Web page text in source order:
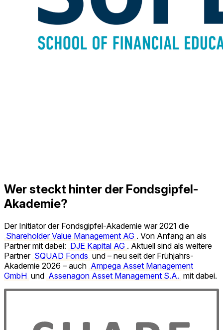
Wer steckt hinter der Fondsgipfel-
Akademie?
Der Initiator der Fondsgipfel-Akademie war 2021 die
Shareholder Value Management AG . Von Anfang an als
Partner mit dabei: DJE Kapital AG . Aktuell sind als weitere
Partner SQUAD Fonds und – neu seit der Frühjahrs-
Akademie 2026 – auch Ampega Asset Management
GmbH und Assenagon Asset Management S.A. mit dabei.